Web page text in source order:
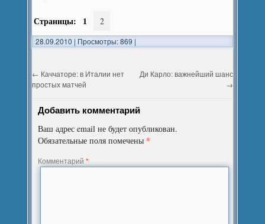
Страницы: 1 2
28.09.2010 | Просмотры: 869 |
← Каччаторе: в Италии нет
простых матчей
Ди Карло: важнейший шанс
→
Добавить комментарий
Ваш адрес email не будет опубликован.
Обязательные поля помечены *
Комментарий*